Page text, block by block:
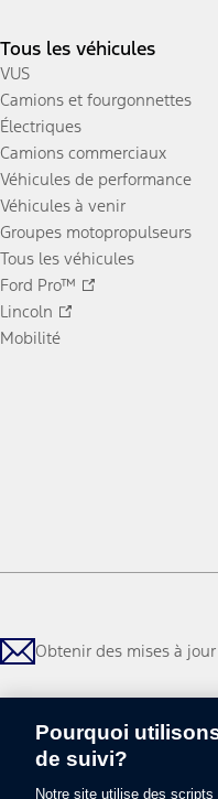
Tous les véhicules
VUS
Camions et fourgonnettes
Électriques
Camions commerciaux
Véhicules de performance
Véhicules à venir
Groupes motopropulseurs
Tous les véhicules
Ford Pro™
Lincoln
Mobilité
Obtenir des mises à jour
Pourquoi
de suivi?
Notre site utilise des